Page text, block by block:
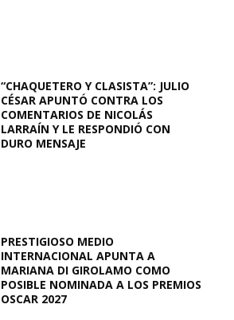
“CHAQUETERO Y CLASISTA”: JULIO
CÉSAR APUNTÓ CONTRA LOS
COMENTARIOS DE NICOLÁS
LARRAÍN Y LE RESPONDIÓ CON
DURO MENSAJE
PRESTIGIOSO MEDIO
INTERNACIONAL APUNTA A
MARIANA DI GIROLAMO COMO
POSIBLE NOMINADA A LOS PREMIOS
OSCAR 2027